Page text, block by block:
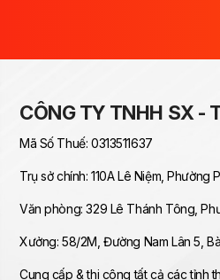
CÔNG TY TNHH SX -
Mã Số Thuế: 0313511637
Trụ sở chính: 110A Lê Niệm,
Văn phòng: 329 Lê Thánh Tông,
Xưởng: 58/2M, Đường Nam Lân 5,
Cung cấp & thi công tất cả các tỉnh